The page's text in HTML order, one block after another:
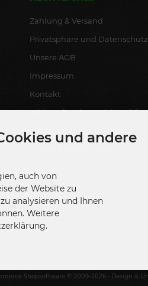
Zahlung & Versand
Privatsphäre und Datenschutz
Unsere AGB
Impressum
Kontakt
Widerrufsrecht &
Lieferzeit
Shopsoftware © 2009-2026 • Design &
und andere
auch von
der Website zu
analysieren und Ihnen
Weitere